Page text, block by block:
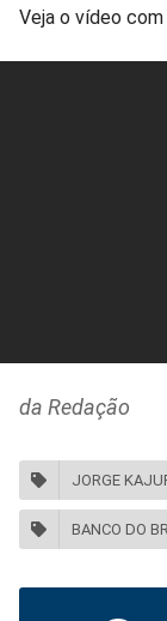
Veja o vídeo
da Redação
JORGE
BANCO DO